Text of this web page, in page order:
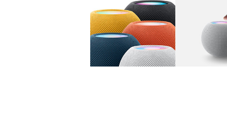
图库 图像 1